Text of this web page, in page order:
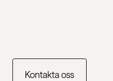
Kontakta oss
Hållbart ledarskap: Petra
bära med sig i sommar